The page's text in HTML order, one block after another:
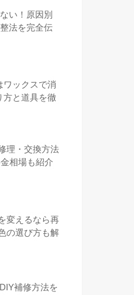
い！原因別
法を完全伝
ワックスで消
方と道具を徹
理・交換方法
相場も紹介
変えるなら再
の選び方も解
補修方法を